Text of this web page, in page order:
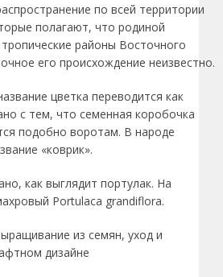
по всей территории
полагают, что родиной
районы Восточного
его происхождение неизвестно.
цветка переводится как
с тем, что семенная коробочка
подобно воротам. В народе
«коврик».
как выглядит портулак. На
Portulaca grandiflora.